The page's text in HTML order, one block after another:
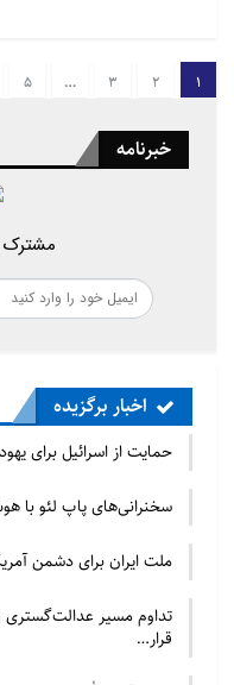
1
2
3
…
5
خبرنامه
مشترک
اخبار برگزیده
حمایت از اسرائیل برای
سخنرانی‌های پاپ لئو
ملت ایران برای دشمن
تداوم مسیر عدالت‌گستری
قرار…